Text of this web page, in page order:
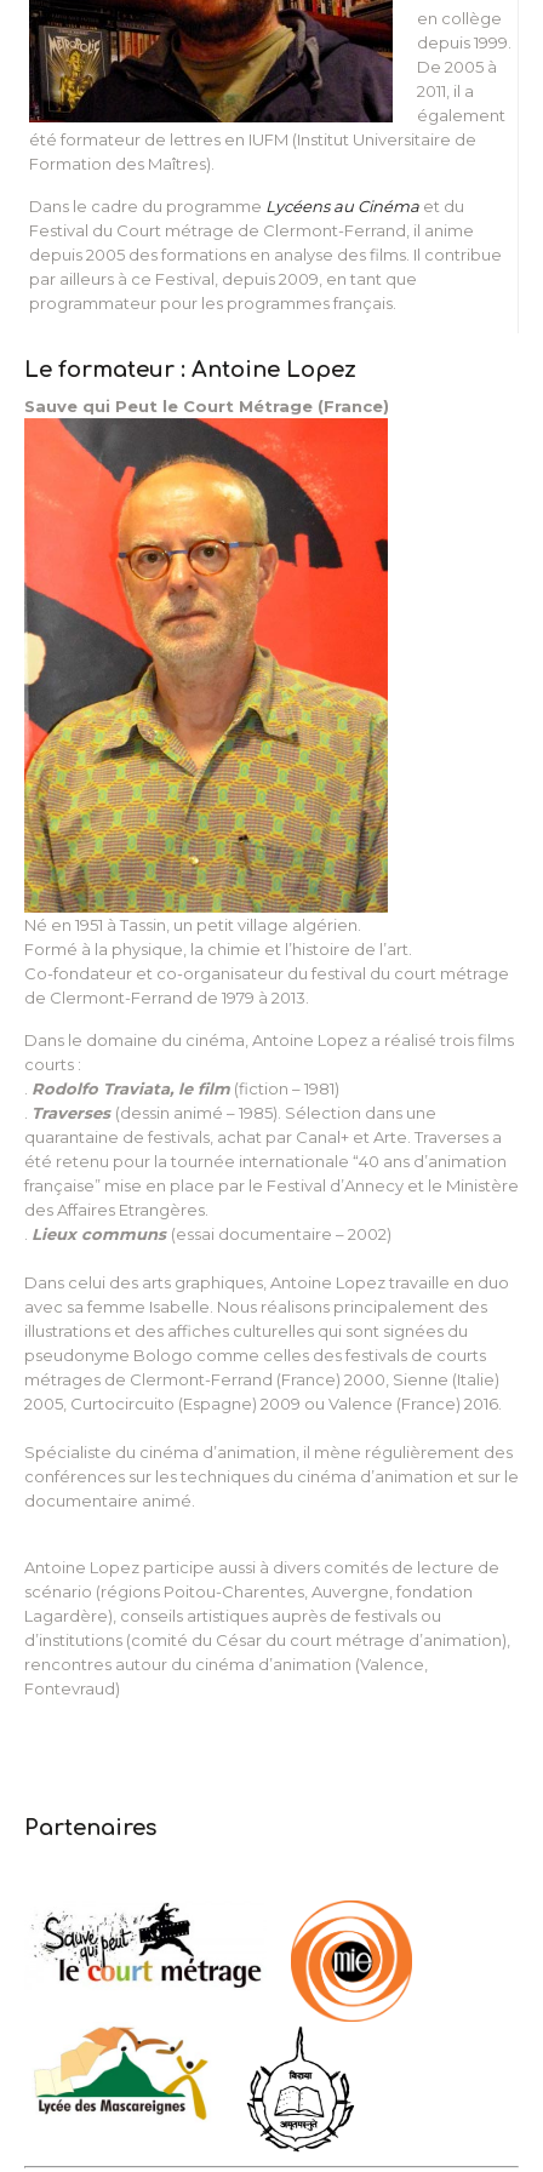
en collège
depuis 1999.
De 2005 à
2011, il a
également
été formateur de lettres en IUFM (Institut Universitaire de
Formation des Maîtres).
Dans le cadre du programme Lycéens au Cinéma et du
Festival du Court métrage de Clermont-Ferrand, il anime
depuis 2005 des formations en analyse des films. Il contribue
par ailleurs à ce Festival, depuis 2009, en tant que
programmateur pour les programmes français.
Le formateur : Antoine Lopez
Sauve qui Peut le Court Métrage (France)
Né en 1951 à Tassin, un petit village algérien.
Formé à la physique, la chimie et l’histoire de l’art.
Co-fondateur et co-organisateur du festival du court métrage
de Clermont-Ferrand de 1979 à 2013.
Dans le domaine du cinéma, Antoine Lopez a réalisé trois films
courts :
Rodolfo Traviata, le film (fiction – 1981)
Traverses (dessin animé – 1985). Sélection dans une
quarantaine de festivals, achat par Canal+ et Arte. Traverses a
été retenu pour la tournée internationale “40 ans d’animation
française” mise en place par le Festival d’Annecy et le Ministère
des Affaires Etrangères.
Lieux communs (essai documentaire – 2002)
Dans celui des arts graphiques, Antoine Lopez travaille en duo
avec sa femme Isabelle. Nous réalisons principalement des
illustrations et des affiches culturelles qui sont signées du
pseudonyme Bologo comme celles des festivals de courts
métrages de Clermont-Ferrand (France) 2000, Sienne (Italie)
2005, Curtocircuito (Espagne) 2009 ou Valence (France) 2016.
Spécialiste du cinéma d’animation, il mène régulièrement des
conférences sur les techniques du cinéma d’animation et sur le
documentaire animé.
Antoine Lopez participe aussi à divers comités de lecture de
scénario (régions Poitou-Charentes, Auvergne, fondation
Lagardère), conseils artistiques auprès de festivals ou
d’institutions (comité du César du court métrage d’animation),
rencontres autour du cinéma d’animation (Valence,
Fontevraud)
Partenaires